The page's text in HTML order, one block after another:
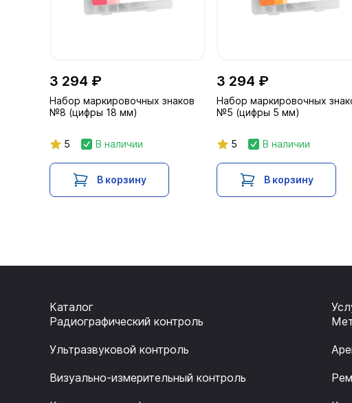
3 294 ₽
Набор маркировочных знаков
№8 (цифры 18 мм)
5 В наличии
В корзину
3 294 ₽
Набор маркировочных
№5 (цифры 5 мм)
5 В наличии
В корзину
Каталог
Радиографический контроль
Ультразвуковой контроль
Визуально-измерительный контроль